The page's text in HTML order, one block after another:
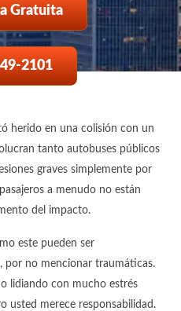
Gratuita
2101
herido en una colisión con un
tanto autobuses públicos
graves simplemente por
a menudo no están
del impacto.
este pueden ser
por no mencionar traumáticas.
lidiando con mucho estrés
usted merece responsabilidad.